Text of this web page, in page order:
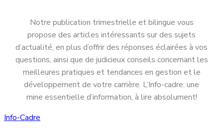
Notre publication trimestrielle et bilingue vous
propose des articles intéressants sur des sujets
d’actualité, en plus d’offrir des réponses éclairées à vos
questions, ainsi que de judicieux conseils concernant les
meilleures pratiques et tendances en gestion et le
développement de votre carrière. L’Info-cadre: une
mine essentielle d’information, à lire absolument!
Info-Cadre